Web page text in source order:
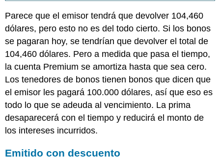
Parece que el emisor tendrá que devolver 104,460
dólares, pero esto no es del todo cierto. Si los bonos
se pagaran hoy, se tendrían que devolver el total de
104,460 dólares. Pero a medida que pasa el tiempo,
la cuenta Premium se amortiza hasta que sea cero.
Los tenedores de bonos tienen bonos que dicen que
el emisor les pagará 100.000 dólares, así que eso es
todo lo que se adeuda al vencimiento. La prima
desaparecerá con el tiempo y reducirá el monto de
los intereses incurridos.
Emitido con descuento